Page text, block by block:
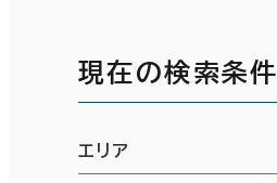
現在の検索条件
エリア